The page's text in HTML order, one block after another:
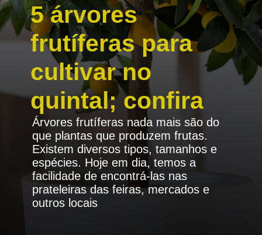
5 árvores
frutíferas para
cultivar no
quintal; confira
Árvores frutíferas nada mais são do
que plantas que produzem frutas.
Existem diversos tipos, tamanhos e
espécies. Hoje em dia, temos a
facilidade de encontrá-las nas
prateleiras das feiras, mercados e
outros locais